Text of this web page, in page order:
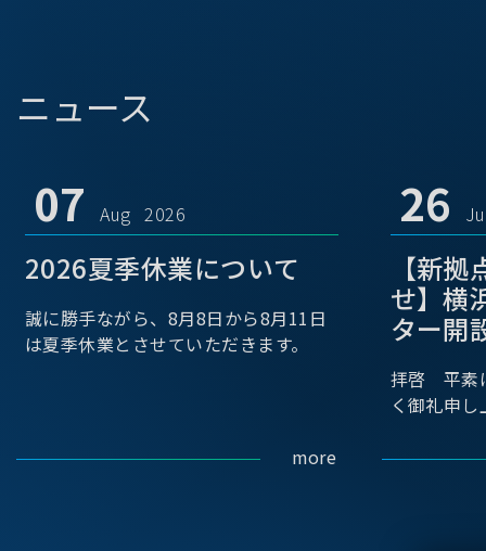
ニュース
07 Aug 2026
2026夏季休業について
誠に勝手ながら、8月8日から8月11日
は夏季休業とさせていただきます。
more
26
【新
せ】横
ター開
拝啓 平素
く御礼申